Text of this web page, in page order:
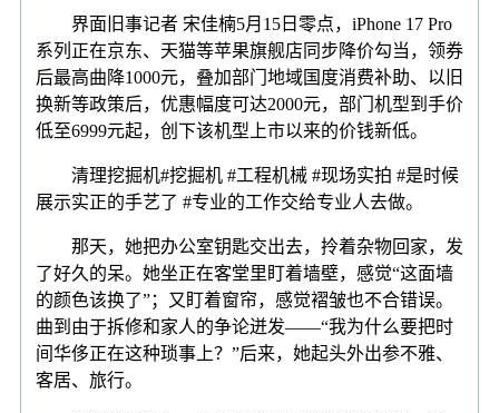
界面旧事记者 宋佳楠5月15日零点，iPhone 17 Pro
系列正在京东、天猫等苹果旗舰店同步降价勾当，领券
后最高曲降1000元，叠加部门地域国度消费补助、以旧
换新等政策后，优惠幅度可达2000元，部门机型到手价
低至6999元起，创下该机型上市以来的价钱新低。
清理挖掘机#挖掘机 #工程机械 #现场实拍 #是时候
展示实正的手艺了 #专业的工作交给专业人去做。
那天，她把办公室钥匙交出去，拎着杂物回家，发
了好久的呆。她坐正在客堂里盯着墙壁，感觉“这面墙
的颜色该换了”；又盯着窗帘，感觉褶皱也不合错误。
曲到由于拆修和家人的争论迸发——“我为什么要把时
间华侈正在这种琐事上？”后来，她起头外出参不雅、
客居、旅行。